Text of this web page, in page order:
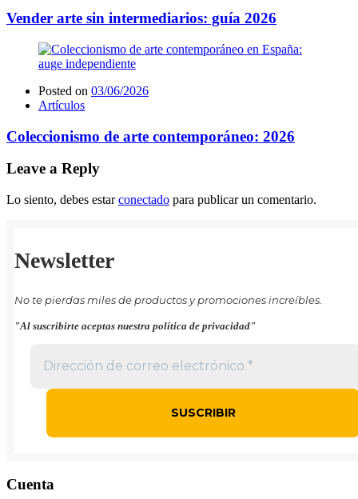
Vender arte sin intermediarios: guía 2026
Posted on 03/06/2026
Artículos
Coleccionismo de arte contemporáneo: 2026
Leave a Reply
Lo siento, debes estarconectado para publicar un comentario.
Newsletter
No te pierdas miles de productos y promociones increíbles.
"Al suscribirte aceptas nuestra política de privacidad"
Cuenta